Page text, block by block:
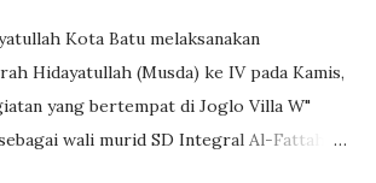
Kota Batu melaksanakan
Hidayatullah (Musda) ke IV pada Kamis,
yang bertempat di Joglo Villa W"
wali murid SD Integral Al-Fattah,